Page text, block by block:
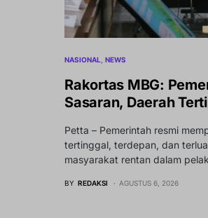
NASIONAL NEWS
Rakortas MBG:
Sasaran, Daerah
Petta – Pemerintah resmi
tertinggal, terdepan, dan
masyarakat rentan dalam
BY REDAKSI AGUSTUS 6, 2026